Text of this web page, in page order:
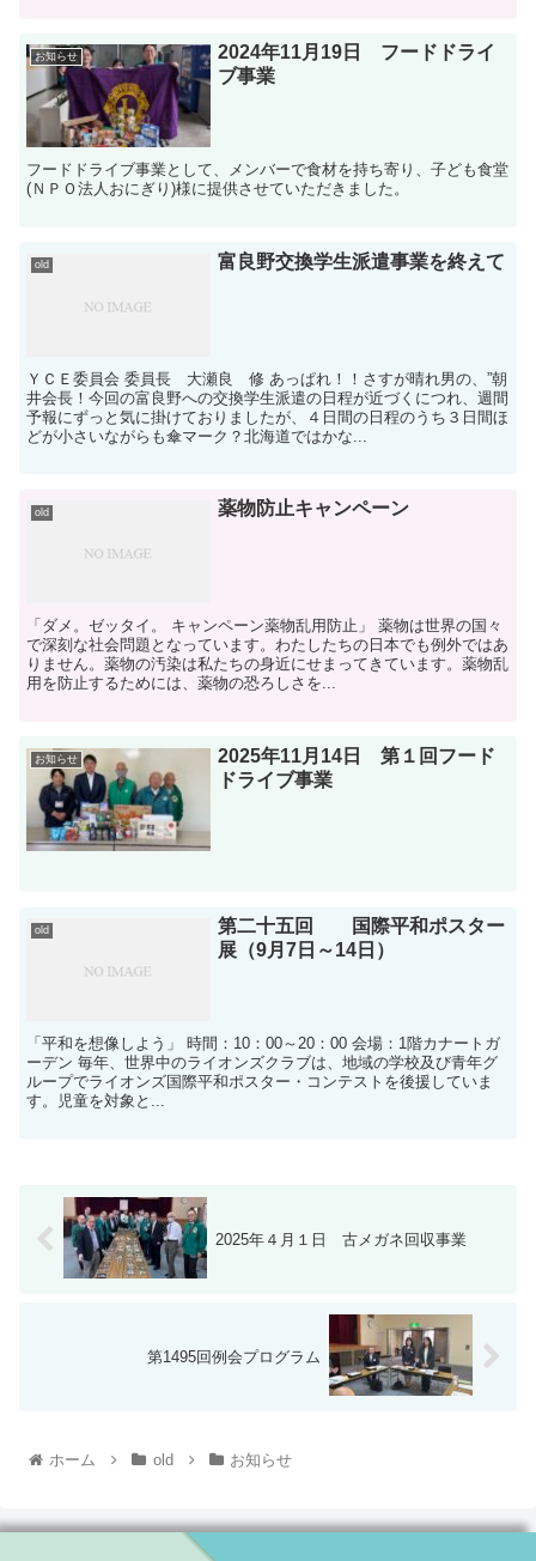
お知らせ
2024年11月19日 フードドライ
ブ事業
フードドライブ事業として、メンバーで食材を持ち寄り、子ども食堂
(ＮＰＯ法人おにぎり)様に提供させていただきました。
old 富良野交換学生派遣事業を終えて
ＹＣＥ委員会 委員長 大瀬良 修 あっぱれ！！さすが晴れ男の、”朝
井会長！今回の富良野への交換学生派遣の日程が近づくにつれ、週間
予報にずっと気に掛けておりましたが、４日間の日程のうち３日間ほ
どが小さいながらも傘マーク？北海道ではかな...
old 薬物防止キャンペーン
「ダメ。ゼッタイ。 キャンペーン薬物乱用防止」 薬物は世界の国々
で深刻な社会問題となっています。わたしたちの日本でも例外ではあ
りません。薬物の汚染は私たちの身近にせまってきています。薬物乱
用を防止するためには、薬物の恐ろしさを...
お知らせ
2025年11月14日 第１回フード
ドライブ事業
old
第二十五回 国際平和ポスター
展（9月7日～14日）
「平和を想像しよう」 時間：10：00～20：00 会場：1階カナートガ
ーデン 毎年、世界中のライオンズクラブは、地域の学校及び青年グ
ループでライオンズ国際平和ポスター・コンテストを後援していま
す。児童を対象と...
2025年４月１日 古メガネ回収事業
第1495回例会プログラム
ホーム old お知らせ